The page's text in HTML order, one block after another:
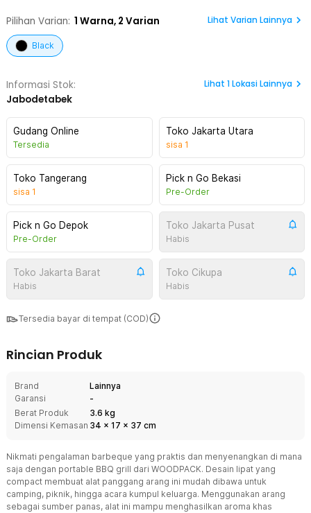
Pilihan Varian: 1 Warna, 2 Varian Lihat Varian Lainnya
Black
Informasi Stok:
Jabodetabek
Lihat 1Lokasi Lainnya
Gudang Online
Tersedia
Toko Jakarta Utara
sisa 1
Toko Tangerang
sisa 1
Pick n Go Bekasi
Pre-Order
Pick n Go Depok
Pre-Order
Toko Jakarta Pusat
Habis
Toko Jakarta Barat
Habis
Toko Cikupa
Habis
Tersedia bayar di tempat (COD)
Rincian Produk
Brand
Lainnya
Garansi
-
Berat Produk
3.6 kg
Dimensi Kemasan 34 x 17 x 37 cm
Nikmati pengalaman barbeque yang praktis dan menyenangkan di mana
saja dengan portable BBQ grill dari WOODPACK. Desain lipat yang
compact membuat alat panggang arang ini mudah dibawa untuk
camping, piknik, hingga acara kumpul keluarga. Menggunakan arang
sebagai sumber panas, alat ini mampu menghasilkan aroma khas